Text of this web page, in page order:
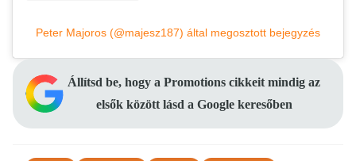
Peter Majoros (@majesz187) által megosztott bejegyzés
Állítsd be, hogy a Promotions cikkeit mindig az
elsők között lásd a Google keresőben